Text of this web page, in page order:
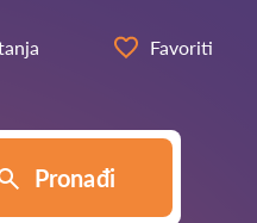
Favoriti
Pronađi